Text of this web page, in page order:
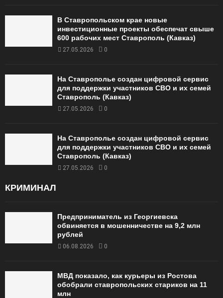
В Ставропольском крае новые
инвестиционные проекты обеспечат свыше
600 рабочих мест Ставрополь (Кавказ)
27.05.2026 0
На Ставрополье создан цифровой сервис
для поддержки участников СВО и их семей
Ставрополь (Кавказ)
27.05.2026 0
На Ставрополье создан цифровой сервис
для поддержки участников СВО и их семей
Ставрополь (Кавказ)
27.05.2026 0
КРИМИНАЛ
Предприниматель из Георгиевска
обвиняется в мошенничестве на 9,2 млн
рублей
06.08.2026 0
МВД показало, как курьеры из Ростова
обобрали ставропольских стариков на 11
млн